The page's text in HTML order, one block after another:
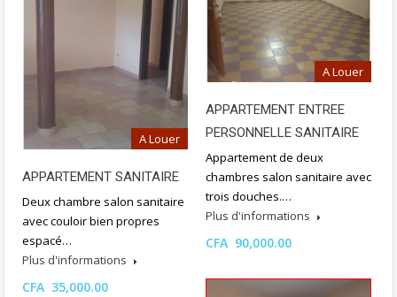
A Louer
APPARTEMENT SANITAIRE
Deux chambre salon sanitaire
avec couloir bien propres
espacé…
Plus d'informations
CFA 35,000.00
A Louer
APPARTEMENT ENTREE
PERSONNELLE SANITAIRE
Appartement de deux
chambres salon sanitaire avec
trois douches.…
Plus d'informations
CFA 90,000.00